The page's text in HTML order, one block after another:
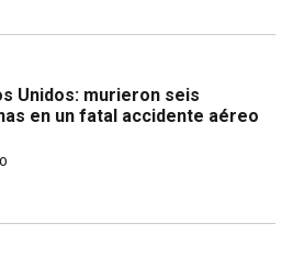
Unidos: murieron seis
en un fatal accidente aéreo